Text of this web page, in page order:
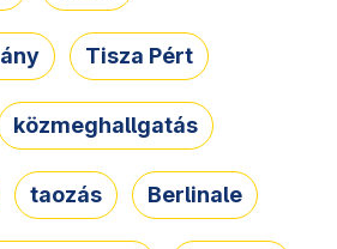
Tisza Pért
közmeghallgatás
taozás Berlinale